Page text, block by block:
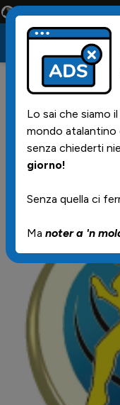
Conta solo la maglia e
16/06/2026 |
Sarricons
Lo sai che siamo
mondo atalantino
senza chiederti
giorno!
Senza quella ci
Ma noter a 'n